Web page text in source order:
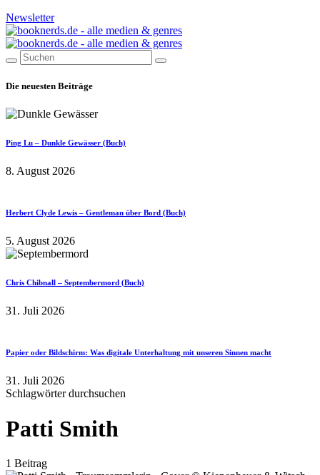
Newsletter
Die neuesten Beiträge
Ping Lu – Dunkle Gewässer (Buch)
8. August 2026
Herbert Clyde Lewis – Gentleman über Bord (Buch)
5. August 2026
Chris Chibnall – Septembermord (Buch)
31. Juli 2026
Papier oder Bildschirm: Was digitale Unterhaltung mit unseren Sinnen macht
31. Juli 2026
Schlagwörter durchsuchen
Patti Smith
1 Beitrag